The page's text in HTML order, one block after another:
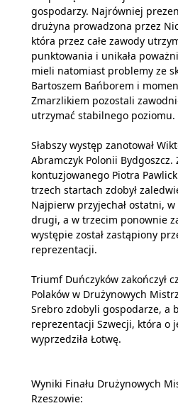
gospodarzy. Najrówniej
drużyna prowadzona przez
która przez całe zawody
punktowania i unikała
mieli natomiast problemy ze
Bartoszem Bańborem i
Zmarzlikiem pozostali
utrzymać stabilnego poziomu.
Słabszy występ zanotował
Abramczyk Polonii Bydgoszcz.
kontuzjowanego Piotra
trzech startach zdobył
Najpierw przyjechał ostatni,
drugi, a w trzecim ponownie
występie został zastąpiony
reprezentacji.
Triumf Duńczyków zakończył
Polaków w Drużynowych
Srebro zdobyli gospodarze, a
reprezentacji Szwecji, która o
wyprzedziła Łotwę.
Wyniki Finału Drużynowych
Rzeszowie: